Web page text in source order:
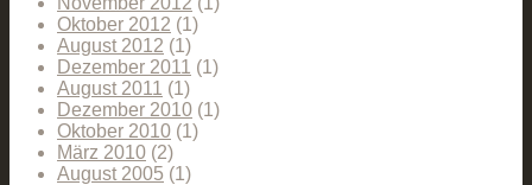
Oktober 2012 (1)
August 2012 (1)
Dezember 2011 (1)
August 2011 (1)
Dezember 2010 (1)
Oktober 2010 (1)
März 2010 (2)
August 2005 (1)